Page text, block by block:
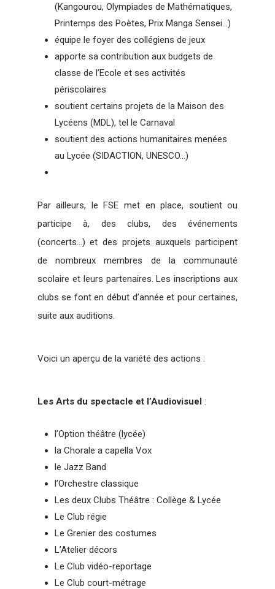
(Kangourou, Olympiades de Mathématiques,
Printemps des Poètes, Prix Manga Sensei…)
équipe le foyer des collégiens de jeux
apporte sa contribution aux budgets de
classe de l’Ecole et ses activités
périscolaires
soutient certains projets de la Maison des
Lycéens (MDL), tel le Carnaval
soutient des actions humanitaires menées
au Lycée (SIDACTION, UNESCO…)
Par ailleurs, le FSE met en place, soutient ou
participe à, des clubs, des événements
(concerts…) et des projets auxquels participent
de nombreux membres de la communauté
scolaire et leurs partenaires. Les inscriptions aux
clubs se font en début d’année et pour certaines,
suite aux auditions.
Voici un aperçu de la variété des actions :
Les Arts du spectacle et l’Audiovisuel :
l’Option théâtre (lycée)
la Chorale a capella Vox
le Jazz Band
l’Orchestre classique
Les deux Clubs Théâtre : Collège & Lycée
Le Club régie
Le Grenier des costumes
L’Atelier décors
Le Club vidéo-reportage
Le Club court-métrage